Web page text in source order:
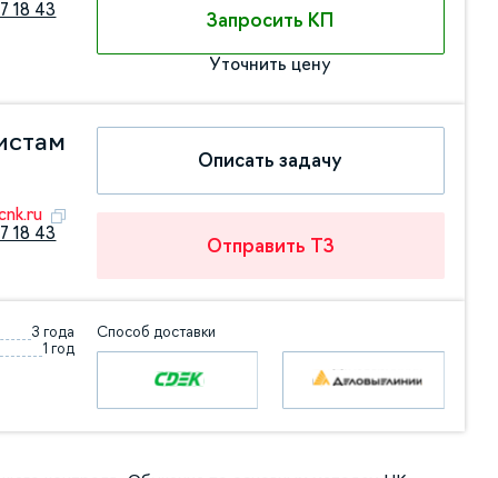
18 43
Запросить КП
Уточнить цену
18 43
Описать задачу
Отправить ТЗ
3 года
1 год
Способ доставки